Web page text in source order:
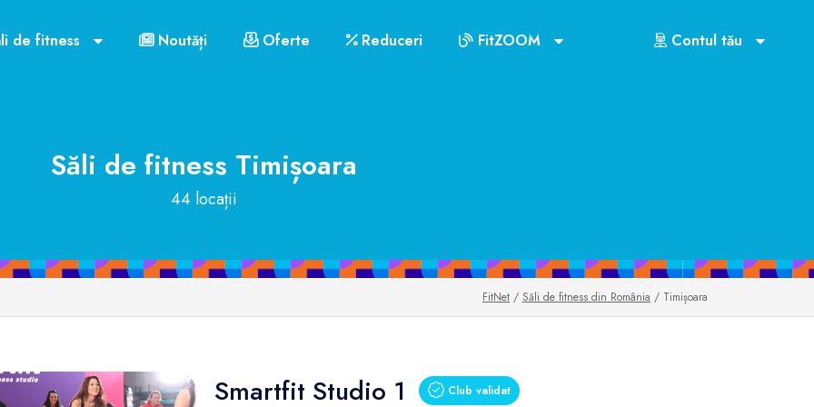
de fitness Noutăți Oferte Reduceri FitZOOM Contul tău
Săli de fitness Timișoara
44 locații
FitNet / Săli de fitness din România / Timișoara
Smartfit Studio 1 Club validat